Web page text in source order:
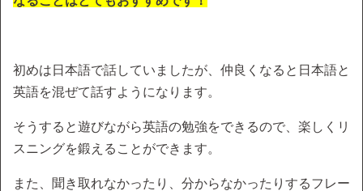
初めは日本語で話していましたが、仲良くなると日本語と
英語を混ぜて話すようになります。
そうすると遊びながら英語の勉強をできるので、楽しくリ
スニングを鍛えることができます。
また、聞き取れなかったり、分からなかったりするフレー